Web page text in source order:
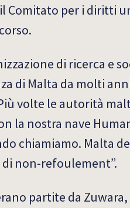
Comitato per i diritti
di ricerca e
di Malta da molti
volte le autorità
la nostra nave
chiamiamo. Malta
non-refoulement”.
partite da